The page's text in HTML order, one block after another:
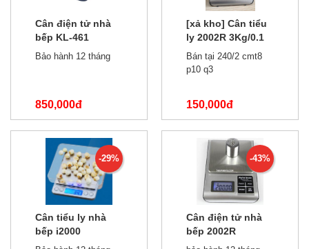
Cân điện tử nhà
bếp KL-461
3kg/0.1g
Bảo hành 12 tháng
850,000đ
1,000,000đ
[xả kho] Cân tiểu
ly 2002R 3Kg/0.1
phiên bản tiếng
trung
Bán tại 240/2 cmt8
p10 q3
150,000đ
550,000đ
-29%
Cân tiểu ly nhà
bếp i2000
3kg/0.1g
-43%
Cân điện tử nhà
bếp 2002R
3Kg/0.1